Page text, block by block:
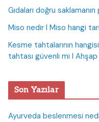
Gıdaları doğru
Miso nedir I Miso hangi
Kesme tahtalarının
tahtası güvenli mi I
Son Yazılar
Ayurveda beslenmesi